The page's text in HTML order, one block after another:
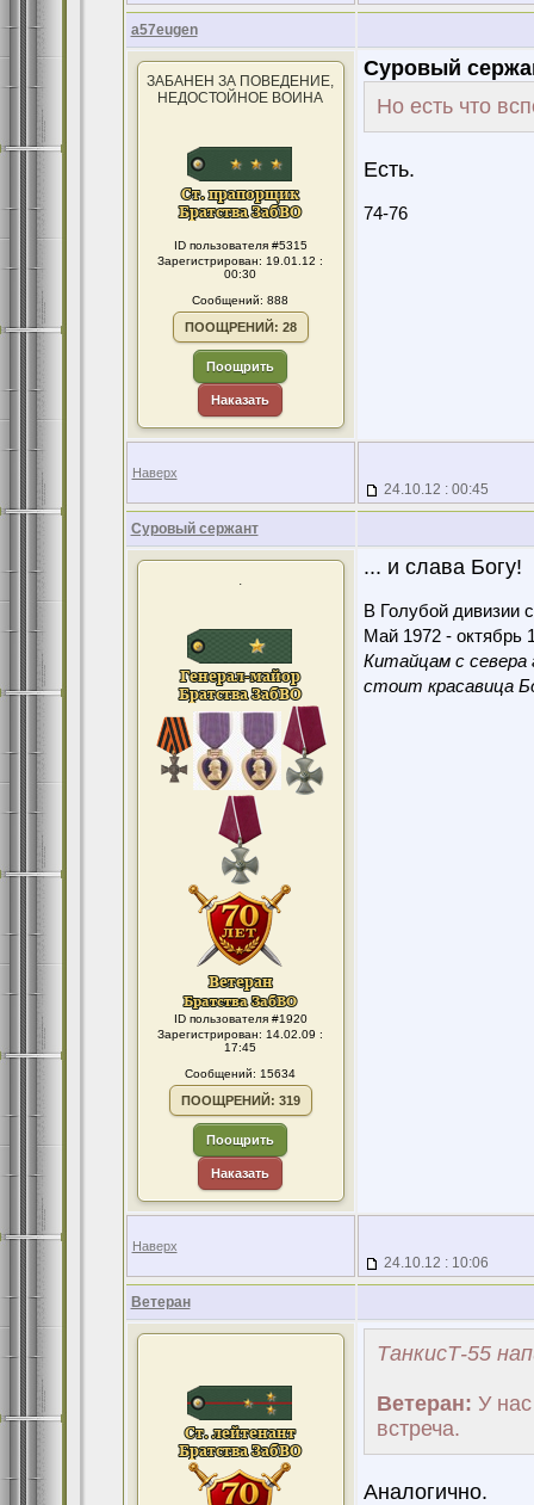
a57eugen
ЗАБАНЕН ЗА ПОВЕДЕНИЕ,
НЕДОСТОЙНОЕ ВОИНА
ID пользователя #5315
Зарегистрирован: 19.01.12 :
00:30
Сообщений: 888
ПООЩРЕНИЙ: 28
Поощрить
Наказать
Суровый
Но есть что
Есть.
74-76
Наверх
24.10.12 : 00:45
Суровый сержант
.
ID пользователя #1920
Зарегистрирован: 14.02.09 :
17:45
Сообщений: 15634
ПООЩРЕНИЙ: 319
Поощрить
Наказать
... и слава Богу!
В Голубой дивизии
Май 1972 - октябрь
Китайцам с севера
стоит красавица
Наверх
24.10.12 : 10:06
Ветеран
ТанкисТ-55
Ветеран: У
встреча.
Аналогично.